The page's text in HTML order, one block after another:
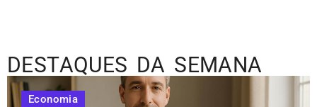
DESTAQUES DA SEMANA
Economia